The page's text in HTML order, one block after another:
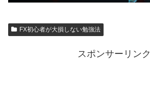
FX初心者が大損しない勉強法
スポンサーリンク